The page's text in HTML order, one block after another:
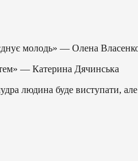
молодь» — Олена
— Катерина Дячинська
людина буде виступати,